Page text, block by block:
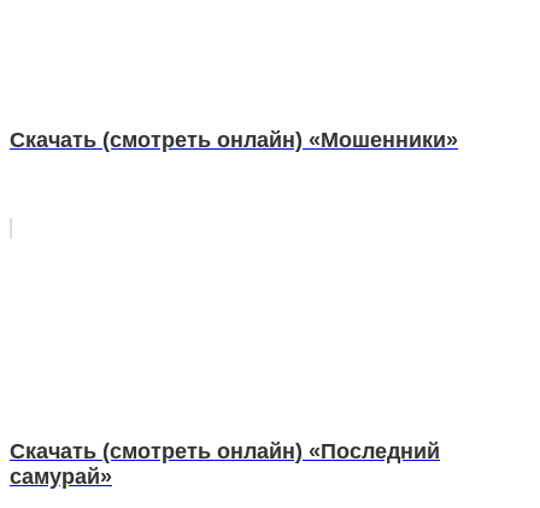
Скачать (смотреть онлайн) «Мошенники»
Скачать (смотреть онлайн) «Последний
самурай»